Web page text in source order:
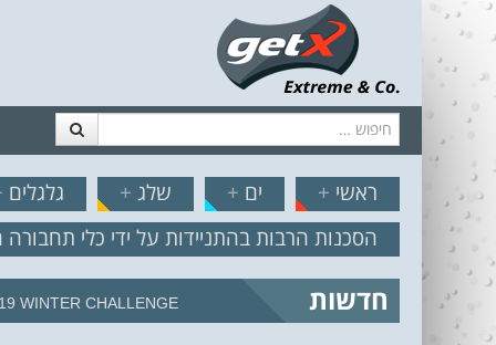
חיפוש
// תפריט
דלג לתוכן
ראשי + ים + שלג + גלגלים
הסכנות הרבות בהתניידות על ידי כלי
חדשות WINTER CHALLENGE